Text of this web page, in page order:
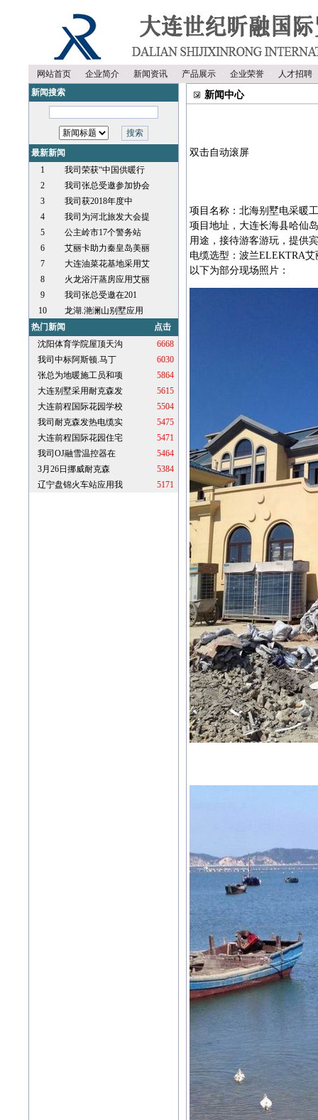
网站首页 企业简介 新闻资讯 产品展示 企业荣誉
人才招聘
新闻搜索
最新新闻
1
我司荣获“中国供暖行
2
我司张总受邀参加协会
3
我司获2018年度中
4
我司为河北旅发大会提
5
公主岭市17个警务站
6
艾丽卡助力秦皇岛美丽
7
大连油菜花基地采用艾
8
火龙浴汗蒸房应用艾丽
9
我司张总受邀在201
10
龙湖.滟澜山别墅应用
热门新闻
点击
沈阳体育学院屋顶天沟
6668
我司中标阿斯顿.马丁
6030
张总为地暖施工员和项
5864
大连别墅采用耐克森发
5615
大连前程国际花园学校
5504
我司耐克森发热电缆实
5475
大连前程国际花园住宅
5471
我司OJ融雪温控器在
5464
3月26日挪威耐克森
5384
辽宁盘锦火车站应用我
5171
新闻中心
双击自动滚屏
项目名称：北海别墅电采暖
项目地址，大连长海县哈仙
用途，接待游客游玩，提供
电缆选型：波兰ELEKTRA
以下为部分现场照片：